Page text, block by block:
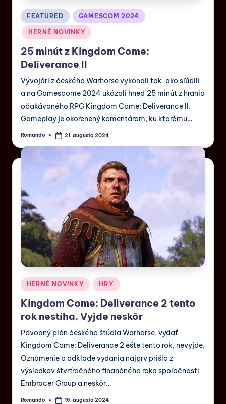
FEATURED GAMESCOM 2024
HERNÉ NOVINKY
25 minút z Kingdom Come:
Deliverance II
Vývojári z českého Warhorse vykonali tak, ako sľúbili
a na Gamescome 2024 ukázali hneď 25 minút z hrania
očakávaného RPG Kingdom Come: Deliverance II.
Gameplay je okorenený komentárom, ku ktorému…
Romando 21. augusta 2024
HERNÉ NOVINKY HRY
Kingdom Come: Deliverance 2 tento
rok nestíha. Vyjde neskôr
Pôvodný plán českého štúdia Warhorse, vydať
Kingdom Come: Deliverance 2 ešte tento rok, nevyjde.
Oznámenie o odklade vydania najprv prišlo z
výsledkov štvrťročného finančného roka spoločnosti
Embracer Group a neskôr…
Romando 15. augusta 2024